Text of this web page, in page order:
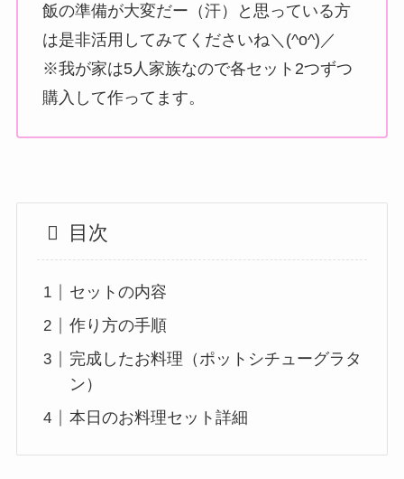
飯の準備が大変だー（汗）と思っている方
は是非活用してみてくださいね＼(^o^)／
※我が家は5人家族なので各セット2つずつ
購入して作ってます。
目次
セットの内容
作り方の手順
完成したお料理（ポットシチューグラタ
ン）
本日のお料理セット詳細